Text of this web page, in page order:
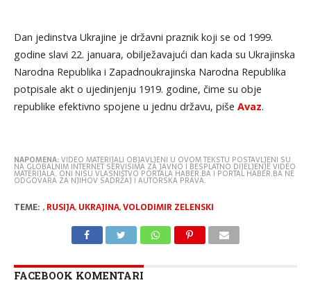
Dan jedinstva Ukrajine je državni praznik koji se od 1999.
godine slavi 22. januara, obilježavajući dan kada su Ukrajinska
Narodna Republika i Zapadnoukrajinska Narodna Republika
potpisale akt o ujedinjenju 1919. godine, čime su obje
republike efektivno spojene u jednu državu, piše Avaz.
NAPOMENA:VIDEO MATERIJALI OBJAVLJENI U OVOM TEKSTU POSTAVLJENI SU
NA GLOBALNIM INTERNET SERVISIMA ZA JAVNO I BESPLATNO DIJELJENJE VIDEO
MATERIJALA. ONI NISU VLASNIŠTVO PORTALA HABER.BA I PORTAL HABER.BA NE
ODGOVARA ZA NJIHOV SADRŽAJ I AUTORSKA PRAVA.
TEME: , RUSIJA, UKRAJINA,VOLODIMIR ZELENSKI
FACEBOOK KOMENTARI